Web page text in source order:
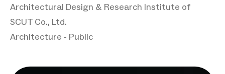
Architectural Design & Research Institute of
SCUT Co., Ltd.
Architecture - Public